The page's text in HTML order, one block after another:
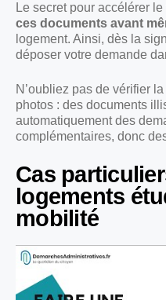
Le secret pour accélérer
ces documents avant
logement. Ainsi, dès la
déposer votre demande
N’oubliez pas de vérifier
photos : des documents
automatiquement des
complémentaires, donc
Cas
logements
mobilité